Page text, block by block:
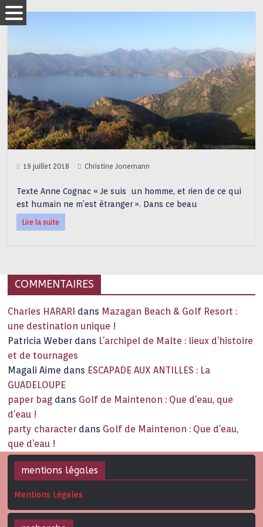
19 juillet 2018 Christine Jonemann
Texte Anne Cognac « Je suis un homme, et rien de ce qui
est humain ne m’est étranger ». Dans ce beau
Lire la suite
COMMENTAIRES
Charles HARARI dans Mazagan Beach & Golf Resort :
une destination unique !
Patricia Weber dans L’archipel de Malte : lieux d’histoire
et de tournages
Magali Aime dans ESCAPADE AUX ANTILLES : La
GUADELOUPE
paper bag dans Golf de Maintenon : Que d’eau, que
d’eau !
party character dans Golf de Maintenon : Que d’eau,
que d’eau !
mentions légales
Mentions Légales